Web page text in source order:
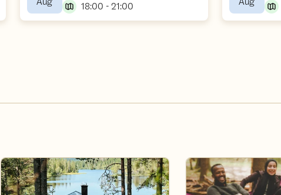
18:00 - 21:00,
Finn deg en hytte i Oslomarka Om DNT Ung Oslo